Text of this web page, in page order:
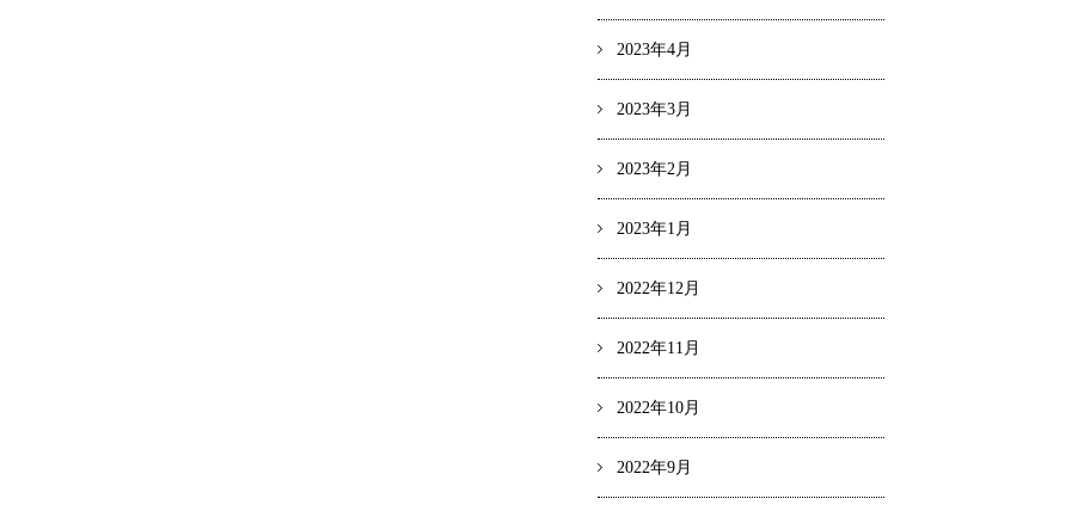
2023年4月
2023年3月
2023年2月
2023年1月
2022年12月
2022年11月
2022年10月
2022年9月